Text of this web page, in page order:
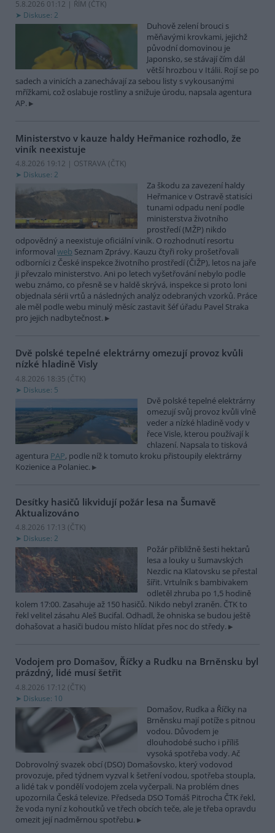
5.8.2026 01:12 | ŘÍM (ČTK)
Diskuse: 2
Duhově zelení brouci s
měňavými krovkami, jejichž
původní domovinou je
Japonsko, se stávají čím dál
větší hrozbou v Itálii. Rojí se po
sadech a vinicích a zanechávají za sebou listy s vykousanými
mřížkami, což oslabuje rostliny a snižuje úrodu, napsala agentura
AP.
Ministerstvo v kauze haldy Heřmanice rozhodlo, že
viník neexistuje
4.8.2026 19:12 | OSTRAVA (ČTK)
Diskuse: 2
Za škodu za zavezení haldy
Heřmanice v Ostravě statisíci
tunami odpadu není podle
ministerstva životního
prostředí (MŽP) nikdo
odpovědný a neexistuje oficiální viník. O rozhodnutí resortu
informoval web Seznam Zprávy. Kauzu čtyři roky prošetřovali
odborníci z České inspekce životního prostředí (ČIŽP), letos na jaře
ji převzalo ministerstvo. Ani po letech vyšetřování nebylo podle
webu známo, co přesně se v haldě skrývá, inspekce si proto loni
objednala sérii vrtů a následných analýz odebraných vzorků. Práce
ale měl podle webu minulý měsíc zastavit šéf úřadu Pavel Straka
pro jejich nadbytečnost.
Dvě polské tepelné elektrárny omezují provoz kvůli
nízké hladině Visly
4.8.2026 18:35 (ČTK)
Diskuse: 5
Dvě polské tepelné elektrárny
omezují svůj provoz kvůli vlně
veder a nízké hladině vody v
řece Visle, kterou používají k
chlazení. Napsala to tisková
agentura PAP, podle níž k tomuto kroku přistoupily elektrárny
Kozienice a Polaniec.
Desítky hasičů likvidují požár lesa na Šumavě
Aktualizováno
4.8.2026 17:13 (ČTK)
Diskuse: 2
Požár přibližně šesti hektarů
lesa a louky u šumavských
Nezdic na Klatovsku se přestal
šířit. Vrtulník s bambivakem
odletěl zhruba po 1,5 hodině
kolem 17:00. Zasahuje až 150 hasičů. Nikdo nebyl zraněn. ČTK to
řekl velitel zásahu Aleš Bucifal. Odhadl, že ohniska se budou ještě
dohašovat a hasiči budou místo hlídat přes noc do středy.
Vodojem pro Domašov, Říčky a Rudku na Brněnsku byl
prázdný, lidé musí šetřit
4.8.2026 17:12 (ČTK)
Diskuse: 10
Domašov, Rudka a Říčky na
Brněnsku mají potíže s pitnou
vodou. Důvodem je
dlouhodobé sucho i příliš
vysoká spotřeba vody. Ač
Dobrovolný svazek obcí (DSO) Domašovsko, který vodovod
provozuje, před týdnem vyzval k šetření vodou, spotřeba stoupla,
a lidé tak v pondělí vodojem zcela vyčerpali. Na problém dnes
upozornila Česká televize. Předseda DSO Tomáš Pitrocha ČTK řekl,
že voda nyní z kohoutků ve třech obcích teče, ale je třeba opravdu
omezit její nadměrnou spotřebu.